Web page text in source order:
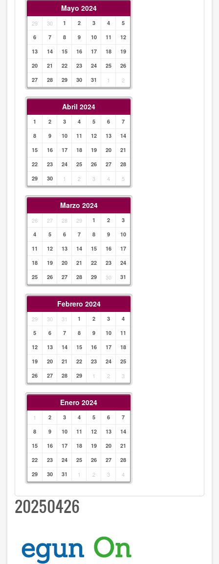
Mayo 2024
29 30 1 2 3 4
5
6
7 8 9 10 11
12
13
14 15 16 17 18
19
20
21 22 23 24 25
26
27
28 29 30 31 1 2
Abril 2024
1 2 3 4 5 6
7
8
9 10 11 12 13
14
15
16 17 18 19 20
21
22
23 24 25 26 27
28
29
30 1 2 3 4 5
Marzo 2024
26 27 28 29 1 2
3
4
5 6 7 8 9
10
11
12 13 14 15 16
17
18
19 20 21 22 23
24
25
26 27 28 29 30 31
Febrero 2024
29 30 31 1 2 3
4
5
6 7 8 9 10
11
12
13 14 15 16 17
18
19
20 21 22 23 24
25
26
27 28 29 1 2 3
Enero 2024
1 2 3 4 5 6
7
8
9 10 11 12 13
14
15
16 17 18 19 20
21
22
23 24 25 26 27
28
29
30 31 1 2 3 4
20250426